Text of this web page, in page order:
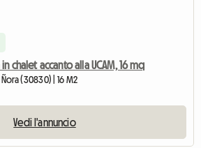
chalet accanto alla UCAM, 16 mq
(30830) | 16 M2
Vedi l'annuncio